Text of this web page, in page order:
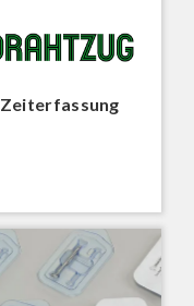
Zeiterfassung